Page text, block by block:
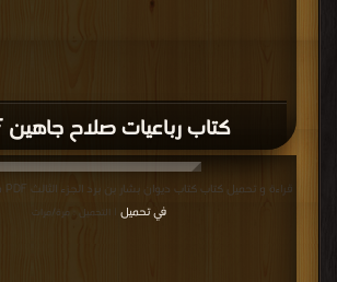
كتاب رباعيات صلاح جاهين PDF
قراءة و تحميل كتاب كتاب ديوان بشار بن برد الجزء الثالث PDF مجانا | مكتبة >
في تحميل
| التحميل : مرة/مرات